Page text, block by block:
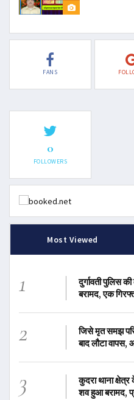
FANS
0
FOLLOWERS
Most Viewed
1
दुर्गावती पुलिस
बरामद, एक
2
जिसे मृत समझ
बाद लौटा
3
कुदरा थाना
शव हुआ बरामद,